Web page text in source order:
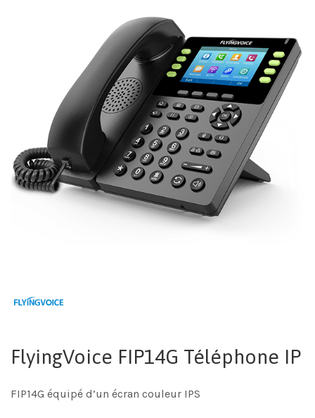
FlyingVoice FIP14G Téléphone IP
FIP14G équipé d’un écran couleur IPS